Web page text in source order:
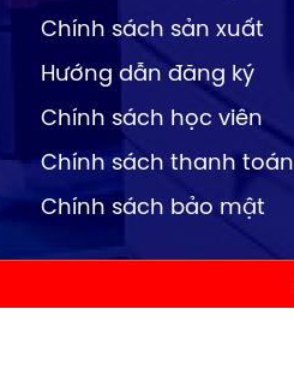
Chính sách sản xuất
Hướng dẫn đăng ký
Chính sách học viên
Chính sách thanh toán
Chính sách bảo mật